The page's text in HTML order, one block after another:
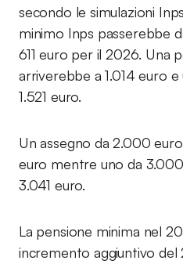
secondo le simulazioni
minimo Inps passerebbe
611 euro per il 2026. Una
arriverebbe a 1.014 euro
1.521 euro.
Un assegno da 2.000
euro mentre uno da
3.041 euro.
La pensione minima nel
incremento aggiuntivo